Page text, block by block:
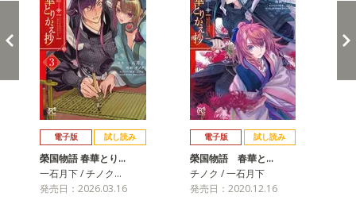
電子版 試し読み
榮国物語 春華とり…
一石月下 / チノク…
発売日：2026.03.16
電子版 試し読み
榮国物語 春華と…
チノク / 一石月下
発売日：2020.12.16